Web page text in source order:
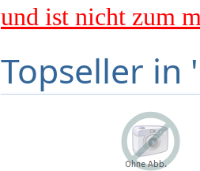
und ist nicht zum
Topseller in